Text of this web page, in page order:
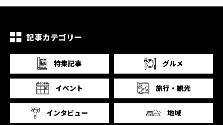
記事カテゴリー
特集記事 グルメ
イベント 旅行・観光
インタビュー 地域